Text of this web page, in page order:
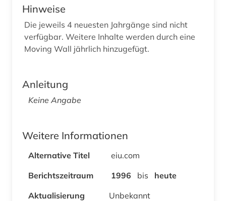
Hinweise
Die jeweils 4 neuesten Jahrgänge sind nicht
verfügbar. Weitere Inhalte werden durch eine
Moving Wall jährlich hinzugefügt.
Anleitung
Keine Angabe
Weitere Informationen
Alternative Titel
eiu.com
Berichtszeitraum
1996 bis
heute
Aktualisierung
Unbekannt